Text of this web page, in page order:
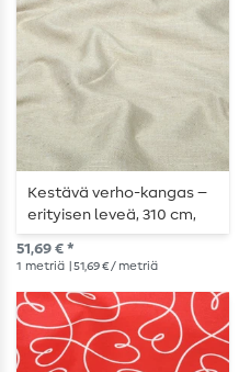
Kestävä verho-kangas –
erityisen leveä, 310 cm,
beige-melange
51,69 € *
1 metriä | 51,69 € / metriä